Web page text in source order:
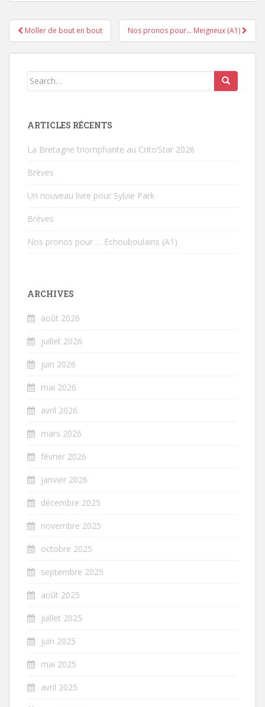
Pagination d'article
Moller de bout en bout Nos pronos pour… Meigneux (A1)
Search for:
ARTICLES RÉCENTS
La Bretagne triomphante au Crito’Star 2026
Brèves
Un nouveau livre pour Sylvie Park
Brèves
Nos pronos pour … Echouboulains (A1)
ARCHIVES
août 2026
juillet 2026
juin 2026
mai 2026
avril 2026
mars 2026
février 2026
janvier 2026
décembre 2025
novembre 2025
octobre 2025
septembre 2025
août 2025
juillet 2025
juin 2025
mai 2025
avril 2025